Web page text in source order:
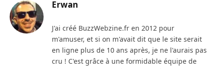
Erwan
J'ai créé BuzzWebzine.fr en 2012 pour
m'amuser, et si on m'avait dit que le site serait
en ligne plus de 10 ans après, je ne l'aurais pas
cru ! C'est grâce à une formidable équipe de